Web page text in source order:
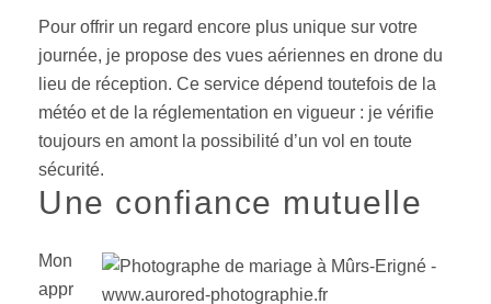
Pour offrir un regard encore plus unique sur votre
journée, je propose des vues aériennes en drone du
lieu de réception. Ce service dépend toutefois de la
météo et de la réglementation en vigueur : je vérifie
toujours en amont la possibilité d’un vol en toute
sécurité.
Une confiance mutuelle
Mon
appr